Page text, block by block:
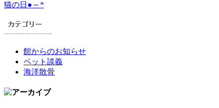
猫の日●～*
館からのお知らせ
ペット談義
海洋散骨